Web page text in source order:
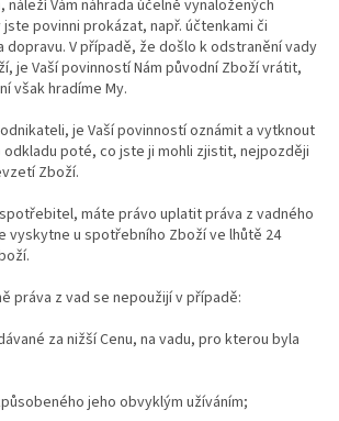
Vám náhrada účelně vynaložených
povinni prokázat, např. účtenkami či
dopravu. V případě, že došlo k odstranění vady
je Vaší povinností Nám původní Zboží vrátit,
však hradíme My.
je Vaší povinností oznámit a vytknout
poté, co jste ji mohli zjistit, nejpozději
Zboží.
máte právo uplatit práva z vadného
vyskytne u spotřebního Zboží ve lhůtě 24
práva z vad se nepoužijí v případě:
za nižší Cenu, na vadu, pro kterou byla
jeho obvyklým užíváním;